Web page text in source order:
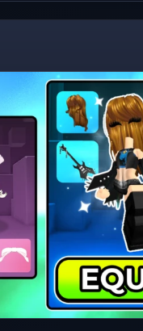
ーアイディア